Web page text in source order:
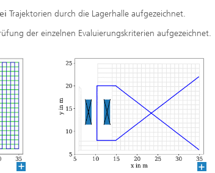
Trajektorien durch die Lagerhalle aufgezeichnet.
der einzelnen Evaluierungskriterien aufgezeichnet.